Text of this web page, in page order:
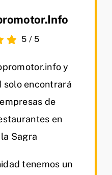
5 / 5
y
solo encontrará
de
en
Sagra
tenemos un